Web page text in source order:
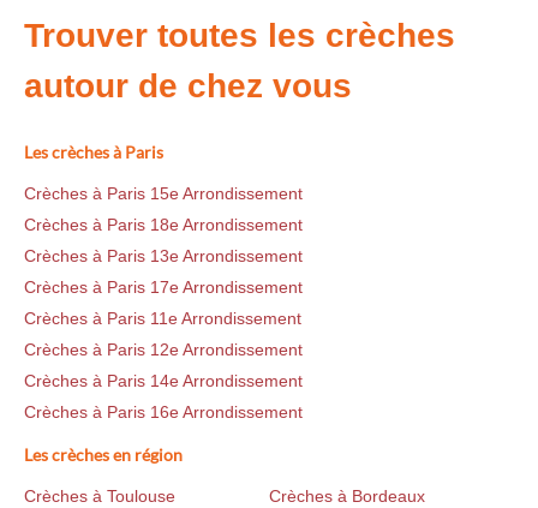
Trouver toutes les crèches
autour de chez vous
Les crèches à Paris
Crèches à Paris 15e Arrondissement
Crèches à Paris 18e Arrondissement
Crèches à Paris 13e Arrondissement
Crèches à Paris 17e Arrondissement
Crèches à Paris 11e Arrondissement
Crèches à Paris 12e Arrondissement
Crèches à Paris 14e Arrondissement
Crèches à Paris 16e Arrondissement
Les crèches en région
Crèches à Toulouse
Crèches à Bordeaux